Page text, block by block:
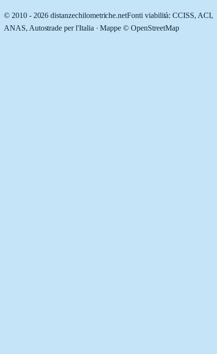
© 2010 - 2026 distanzechilometriche.netFonti viabilità: CCISS, ACI,
ANAS, Autostrade per l'Italia · Mappe © OpenStreetMap